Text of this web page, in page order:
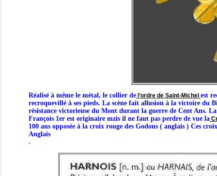
Réalisé à même le métal, le collier de l’ordre de Saint-Michel est
recroquevillé à ses pieds. La scène fait allusion à la victoire du
résistance victorieuse du Mont durant la guerre de Cent Ans.
François 1er est originaire mzis il ne faut pas perdre de vue la
100 ans opposée à la croix rouge des Godons ( anglais ) Ces
Anglais
.